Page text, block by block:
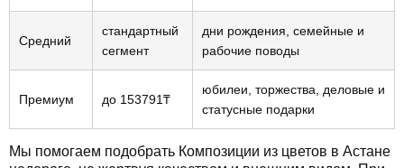
Средний
стандартный
сегмент
дни рождения, семейные и
рабочие поводы
Премиум до 153791₸
юбилеи, торжества, деловые и
статусные подарки
Мы помогаем подобрать Композиции из цветов в Астане